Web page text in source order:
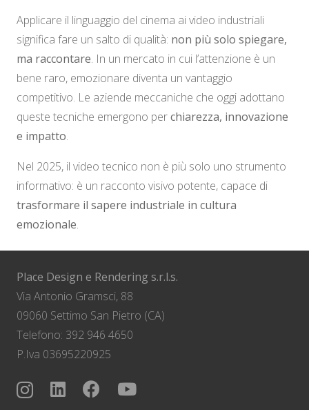
Applicare il linguaggio del cinema ai video industriali
significa fare un salto di qualità: non più solo spiegare,
ma raccontare. In un mercato in cui l’attenzione è un
bene raro, emozionare diventa un vantaggio
competitivo. Le aziende meccaniche che oggi adottano
queste tecniche emergono perchiarezza, innovazione
e impatto.
Nel 2025, il video tecnico non è più solo uno strumento
informativo: è un racconto visivo potente, capace di
trasformare il sapere industriale in cultura
emozionale.
Place Design e Rendering s.r.l.s.
Via Antonio Gramsci, 88
09060 Settimo San Pietro (CA)
Telefono: 392 946 4650
P.Iva 03695220925